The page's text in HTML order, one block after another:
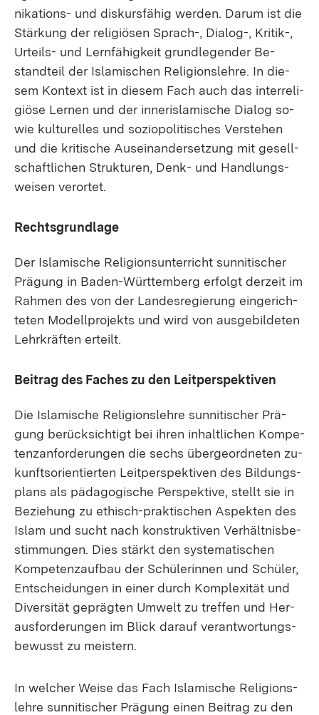
ni­ka­ti­ons- und dis­kurs­fä­hig wer­den. Dar­um ist die
Stär­kung der re­li­giö­sen Sprach-, Dia­log-, Kri­tik-,
Ur­teils- und Lern­fä­hig­keit grund­le­gen­der Be­
stand­teil der Is­la­mi­schen Re­li­gi­ons­leh­re. In die­
sem Kon­text ist in die­sem Fach auch das in­ter­re­li­
giö­se Ler­nen und der in­ne­ris­la­mi­sche Dia­log so­
wie kul­tu­rel­les und so­zi­o­po­li­ti­sches Ver­ste­hen
und die kri­ti­sche Aus­ein­an­der­set­zung mit ge­sell­
schaft­li­chen Struk­tu­ren, Denk- und Hand­lungs­
wei­sen ver­or­tet.
Rechts­grund­la­ge
Der Is­la­mi­sche Re­li­gi­ons­un­ter­richt sun­ni­ti­scher
Prä­gung in Ba­den-Würt­tem­berg er­folgt der­zeit im
Rah­men des von der Lan­des­re­gie­rung ein­ge­rich­
te­ten Mo­dell­pro­jekts und wird von aus­ge­bil­de­ten
Lehr­kräf­ten er­teilt.
Bei­trag des Fa­ches zu den Leit­per­spek­ti­ven
Die Is­la­mi­sche Re­li­gi­ons­leh­re sun­ni­ti­scher Prä­
gung be­rück­sich­tigt bei ih­ren in­halt­li­chen Kom­pe­
tenz­an­for­de­run­gen die sechs über­ge­ord­ne­ten zu­
kunfts­ori­en­tier­ten Leit­per­spek­ti­ven des Bil­dungs­
plans als päd­ago­gi­sche Per­spek­ti­ve, stellt sie in
Be­zie­hung zu ethisch-prak­ti­schen As­pek­ten des
Is­lam und sucht nach kon­struk­ti­ven Ver­hält­nis­be­
stim­mun­gen. Dies stärkt den sys­te­ma­ti­schen
Kom­pe­tenz­auf­bau der Schü­le­rin­nen und Schü­ler,
Ent­schei­dun­gen in ei­ner durch Kom­ple­xi­tät und
Di­ver­si­tät ge­präg­ten Um­welt zu tref­fen und Her­
aus­for­de­run­gen im Blick dar­auf ver­ant­wor­tungs­
be­wusst zu meis­tern.
In wel­cher Wei­se das Fach Is­la­mi­sche Re­li­gi­ons­
leh­re sun­ni­ti­scher Prä­gung ei­nen Bei­trag zu den